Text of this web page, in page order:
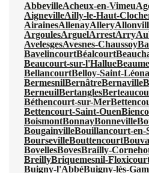
AbbevilleAcheux-en-Vimeu
AignevilleAilly-le-Haut-
AirainesAllenayAllery
ArgoulesArguelArrestArry
AvelesgesAvesnes-Chaussoy
BavelincourtBéalcourt
Beaucourt-sur-l'Hallue
BellancourtBelloy-Saint-
BermesnilBernâtreBernaville
BerneuilBertangles
Béthencourt-sur-Mer
Bettencourt-Saint-Ouen
BoismontBonnayBonneville
BougainvilleBouillancourt-en-
BoursevilleBouttencourt
BovellesBovesBrailly-
BreillyBriquemesnil-
Buigny-l'AbbéBuigny-lès-